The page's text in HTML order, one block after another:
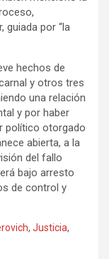
guiada por “la
hechos de
y otros tres
una relación
y por haber
político otorgado
abierta, a la
del fallo
bajo arresto
de control y
, Justicia,